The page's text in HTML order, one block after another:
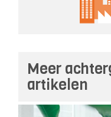
Meer
artikelen